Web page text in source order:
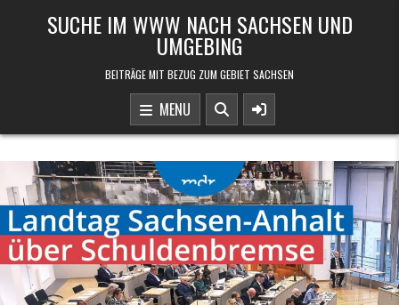
SUCHE IM WWW NACH SACHSEN UND
UMGEBING
BEITRÄGE MIT BEZUG ZUM GEBIET SACHSEN
MENU